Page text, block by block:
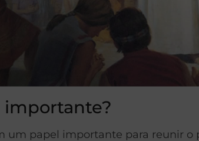
importante?
um papel importante para reunir o